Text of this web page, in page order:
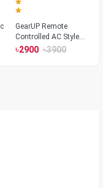
GearUP Remote
Controlled AC Style
Room Heater 1800
৳2900 ৳3900